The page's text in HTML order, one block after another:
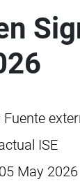
Fuente
ISE
May 2026